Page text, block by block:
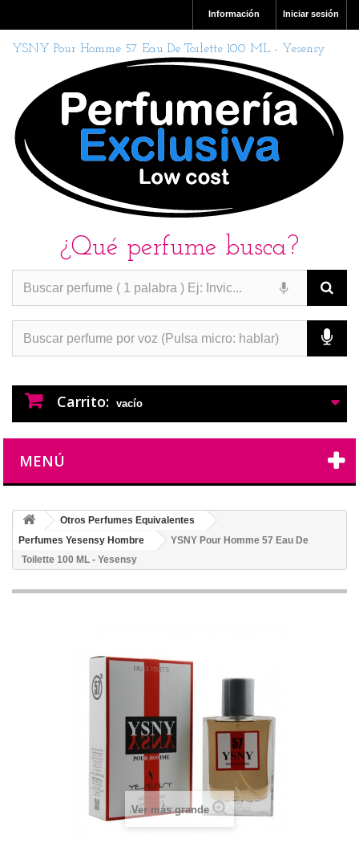
Iniciar sesión
Información
YSNY Pour Homme 57 Eau De Toilette 100 ML - Yesensy
¿Qué perfume busca?
Carrito: vacío
MENÚ
Otros Perfumes Equivalentes
Perfumes Yesensy Hombre
YSNY Pour Homme 57 Eau De
Toilette 100 ML - Yesensy
Ver más grande